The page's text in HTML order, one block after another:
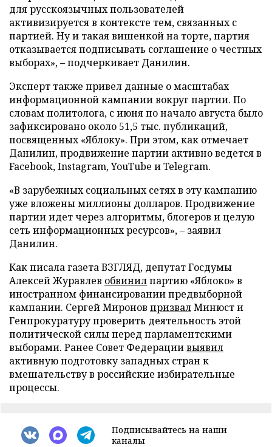
для русскоязычных пользователей
активизируется в контексте тем, связанных с
партией. Ну и такая вишенкой на торте, партия
отказывается подписывать соглашение о честных
выборах», – подчеркивает Данилин.
Эксперт также привел данные о масштабах
информационной кампании вокруг партии. По
словам политолога, с июня по начало августа было
зафиксировано около 51,5 тыс. публикаций,
посвященных «Яблоку». При этом, как отмечает
Данилин, продвижение партии активно ведется в
Facebook, Instagram, YouTube и Telegram.
«В зарубежных социальных сетях в эту кампанию
уже вложены миллионы долларов. Продвижение
партии идет через алгоритмы, блогеров и целую
сеть информационных ресурсов», – заявил
Данилин.
Как писала газета ВЗГЛЯД, депутат Госдумы
Алексей Журавлев обвинилпартию «Яблоко» в
иностранном финансировании предвыборной
кампании. Сергей Миронов призвалМинюст и
Генпрокуратуру проверить деятельность этой
политической силы перед парламентскими
выборами. Ранее Совет Федерациивыявил
активную подготовку западных стран к
вмешательству в российские избирательные
процессы.
Подписывайтесь на наши
каналы